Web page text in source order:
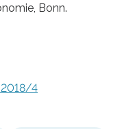
Bonn.
4